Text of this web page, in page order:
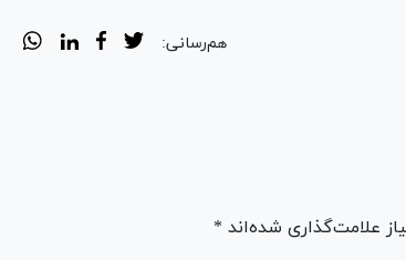
هم‌رسانی:
علامت‌گذاری شده‌اند *